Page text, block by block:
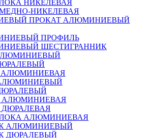
НИКЕЛЕВАЯ
НИКЕЛЕВАЯ
АЛЮМИНИЕВЫЙ
ПРОФИЛЬ
ШЕСТИГРАННИК
АЛЮМИНИЕВАЯ
АЛЮМИНИЕВАЯ
АЛЮМИНИЕВАЯ
АЛЮМИНИЕВЫЙ
ДЮРАЛЕВЫЙ